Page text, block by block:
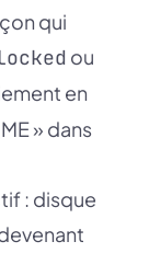
qui
ou
en
» dans
: disque